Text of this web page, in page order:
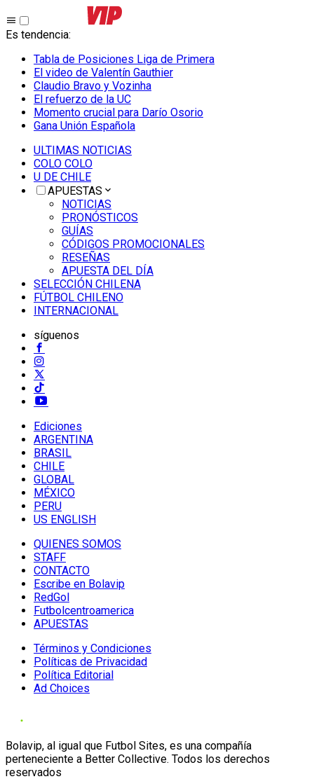
Es tendencia:
Tabla de Posiciones Liga de Primera
El video de Valentín Gauthier
Claudio Bravo y Vozinha
El refuerzo de la UC
Momento crucial para Darío Osorio
Gana Unión Española
ULTIMAS NOTICIAS
COLO COLO
U DE CHILE
APUESTAS
NOTICIAS
PRONÓSTICOS
GUÍAS
CÓDIGOS PROMOCIONALES
RESEÑAS
APUESTA DEL DÍA
SELECCIÓN CHILENA
FÚTBOL CHILENO
INTERNACIONAL
síguenos
Ediciones
ARGENTINA
BRASIL
CHILE
GLOBAL
MÉXICO
PERU
US ENGLISH
QUIENES SOMOS
STAFF
CONTACTO
Escribe en Bolavip
RedGol
Futbolcentroamerica
APUESTAS
Términos y Condiciones
Políticas de Privacidad
Política Editorial
Ad Choices
Bolavip, al igual que Futbol Sites, es una compañía
perteneciente a Better Collective. Todos los derechos
reservados